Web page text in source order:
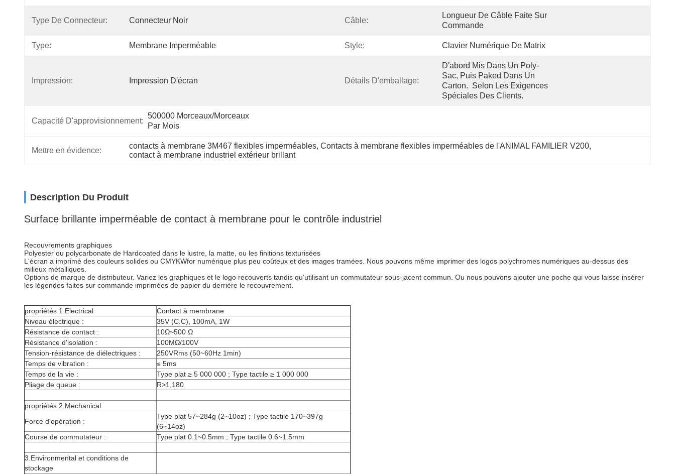
Type De Connecteur: Connecteur Noir Câble:
Longueur De Câble Faite Sur
Commande
Type: Membrane Imperméable Style: Clavier Numérique De Matrix
Impression: Impression D'écran Détails D'emballage:
D'abord Mis Dans Un Poly-
Sac, Puis Paked Dans Un
Carton.  Selon Les Exigences
Spéciales Des Clients.
Capacité D'approvisionnement:
500000 Morceaux/morceaux
Par Mois
Mettre en évidence:
contacts à membrane 3M467 flexibles imperméables, Contacts à membrane flexibles imperméables de l'ANIMAL FAMILIER V200,
contact à membrane industriel extérieur brillant
Description Du Produit
Surface brillante imperméable de contact à membrane pour le contrôle industriel
Recouvrements graphiques
Polyester ou polycarbonate de Hardcoated dans le lustre, la matte, ou les finitions texturisées
L'écran a imprimé des couleurs solides ou CMYKWfor numérique plus peu coûteux et des images tramées. Nous pouvons même imprimer des logos polychromes numériques au-dessus des
milieux métalliques.
Options de marque de distributeur. Variez les graphiques et le logo recouverts tandis qu'utilisant un commutateur sous-jacent commun. Ou nous pouvons ajouter une poche qui vous laisse insérer
les légendes faites sur commande imprimées de papier du derrière le recouvrement.
propriétés 1.Electrical
Contact à membrane
Niveau électrique :
35V (C.C), 100mA, 1W
Résistance de contact :
10Ω~500 Ω
Résistance d'isolation :
100MΩ/100V
Tension-résistance de diélectriques :
250VRms (50~60Hz 1min)
Temps de vibration :
≤ 5ms
Temps de la vie :
Type plat ≥ 5 000 000 ; Type tactile ≥ 1 000 000
Pliage de queue :
R>1,180
propriétés 2.Mechanical
Force d'opération :
Type plat 57~284g (2~10oz) ; Type tactile 170~397g
(6~14oz)
Course de commutateur :
Type plat 0.1~0.5mm ; Type tactile 0.6~1.5mm
3.Environmental et conditions de
stockage